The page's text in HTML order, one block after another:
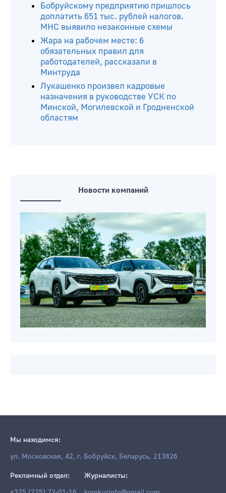
Бобруйскому предприятию пришлось
доплатить 651 тыс. рублей налогов.
МНС выявило незаконные схемы
Жара на рабочем месте: 6
обязательных правил для
работодателей, рассказали в
Минтруда
Лукашенко произвел кадровые
назначения в руководстве УСК по
Минской, Могилевской и Гродненской
областям
Новости компаний
Мы находимся:
ул. Московская, 42, г. Бобруйск, Беларусь, 213826
Рекламный отдел:
Журналисты: